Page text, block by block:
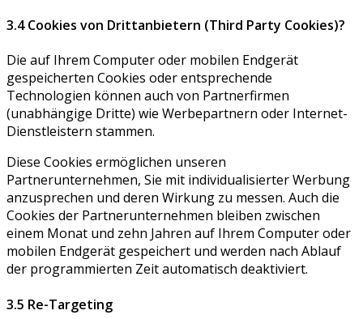
3.4 Cookies von Drittanbietern (Third Party Cookies)?
Die auf Ihrem Computer oder mobilen Endgerät
gespeicherten Cookies oder entsprechende
Technologien können auch von Partnerfirmen
(unabhängige Dritte) wie Werbepartnern oder Internet-
Dienstleistern stammen.
Diese Cookies ermöglichen unseren
Partnerunternehmen, Sie mit individualisierter Werbung
anzusprechen und deren Wirkung zu messen. Auch die
Cookies der Partnerunternehmen bleiben zwischen
einem Monat und zehn Jahren auf Ihrem Computer oder
mobilen Endgerät gespeichert und werden nach Ablauf
der programmierten Zeit automatisch deaktiviert.
3.5 Re-Targeting